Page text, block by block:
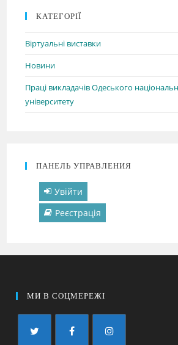
КАТЕГОРІЇ
Віртуальні виставки
Новини
Праці викладачів Одеського
університету
ПАНЕЛЬ УПРАВЛЕНИЯ
Увійти
Реєстрація
МИ В СОЦМЕРЕЖІ